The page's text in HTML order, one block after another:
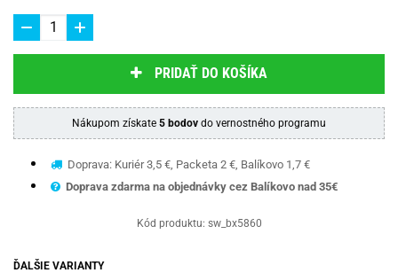
PRIDAŤ DO KOŠÍKA
Nákupom získate 5 bodov do vernostného programu
Doprava: Kuriér 3,5 €, Packeta 2 €, Balíkovo 1,7 €
Doprava zdarma na objednávky cez Balíkovo nad 35€
Kód produktu: sw_bx5860
ĎALŠIE VARIANTY